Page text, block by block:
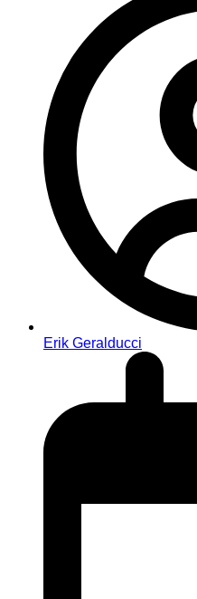
Erik Geralducci